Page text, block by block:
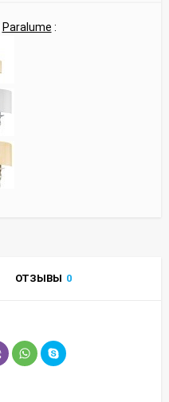
Paralume :
ОТЗЫВЫ 0